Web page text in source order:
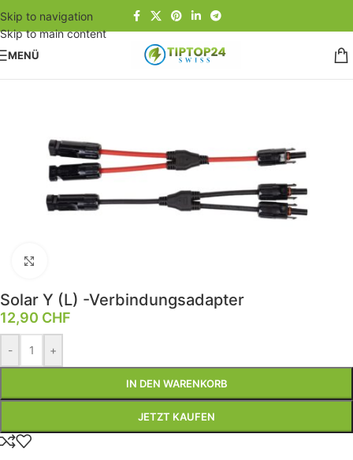
Skip to navigation
Skip to main content
MENÜ
Start/Photovoltaik Solar-Zubehör/ Kabel Stecker
Solar Y (L) -Verbindungsadapter
12,90 CHF
- +
IN DEN WARENKORB
JETZT KAUFEN